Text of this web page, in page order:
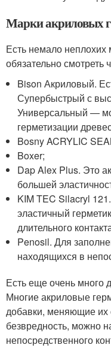
Марки акриловых
Есть немало неплохих
обязательно смотреть
Bison Акриловый.
Супербыстрый с
Универсальный —
герметизации
Bosny ACRYLIC
Boxer;
Dap Alex Plus. Это
большей
KIM TEC Silacryl
эластичный
длительного
Penosil. Для
находящихся в
Есть еще очень много
Многие акриловые
добавки, меняющие их
безвредность, можно
непосредственного